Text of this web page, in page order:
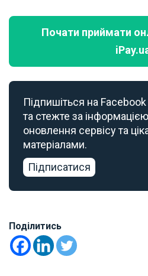
Почати приймати
Підпишіться на Facebook
та стежте за
оновлення сервісу та
матеріалами.
Підписатися
Поділитись